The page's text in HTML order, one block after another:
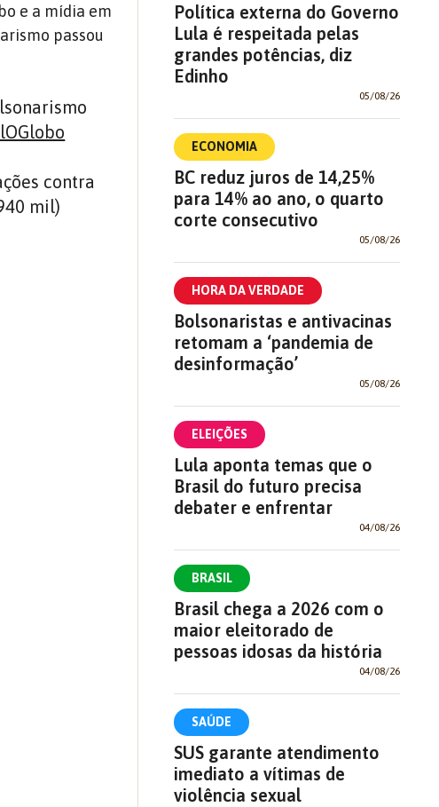
e a mídia em
passou
contra
mil)
Política externa do Governo
Lula é respeitada pelas
grandes potências, diz
Edinho
05/08/26
ECONOMIA
BC reduz juros de 14,25%
para 14% ao ano, o quarto
corte consecutivo
05/08/26
HORA DA VERDADE
Bolsonaristas e antivacinas
retomam a ‘pandemia de
desinformação’
05/08/26
ELEIÇÕES
Lula aponta temas que o
Brasil do futuro precisa
debater e enfrentar
04/08/26
BRASIL
Brasil chega a 2026 com o
maior eleitorado de
pessoas idosas da história
04/08/26
SAÚDE
SUS garante atendimento
imediato a vítimas de
violência sexual